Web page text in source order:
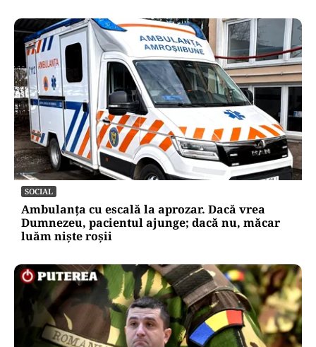
SOCIAL
Ambulanța cu escală la aprozar. Dacă vrea
Dumnezeu, pacientul ajunge; dacă nu, măcar
luăm niște roșii